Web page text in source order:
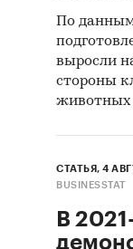
По
выросли
стороны
животных
СТАТЬЯ, 4
BUSINESSTAT
В